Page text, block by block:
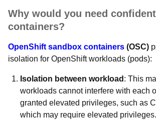
Why would you need
containers?
OpenShift sandbox containers (OSC)
isolation for OpenShift workloads (pods):
Isolation between workload : This
workloads cannot interfere with each
granted elevated privileges, such as
which may require elevated